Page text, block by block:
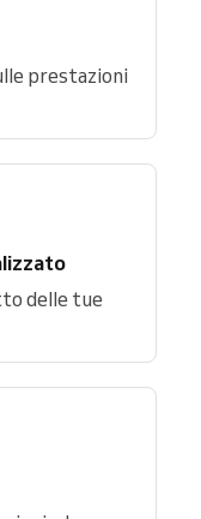
prestazioni
delle tue